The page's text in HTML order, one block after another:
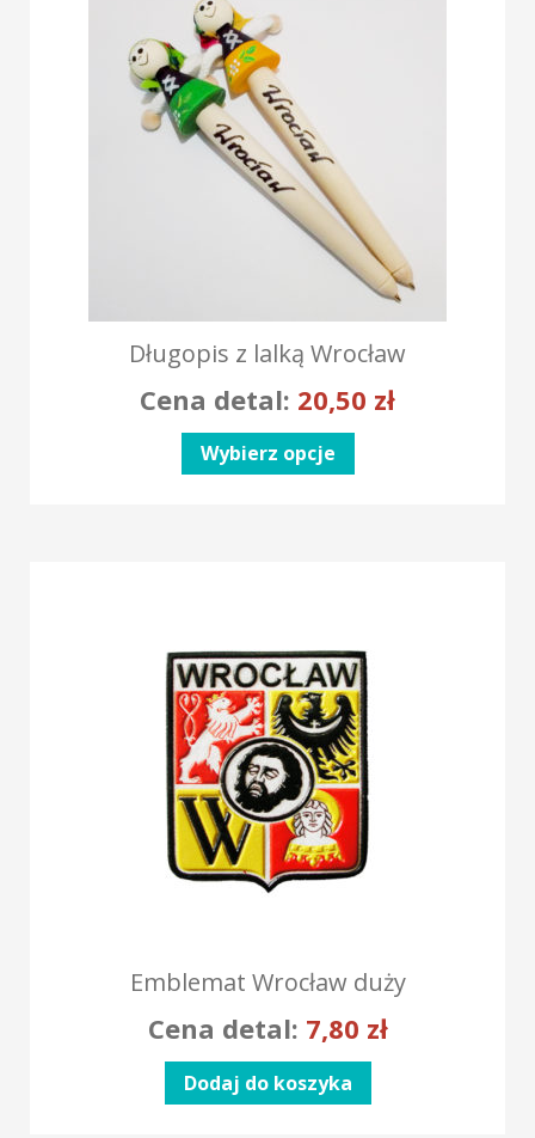
Długopis z lalką Wrocław
Cena detal: 20,50 zł
Wybierz opcje
Emblemat Wrocław duży
Cena detal: 7,80 zł
Dodaj do koszyka